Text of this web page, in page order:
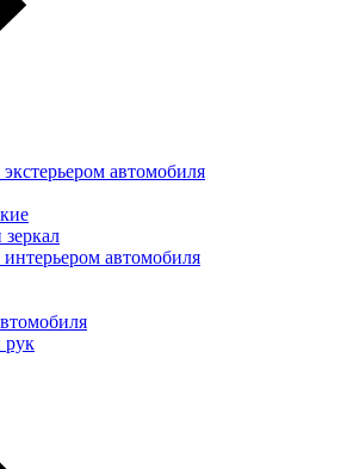
автомобиля
зеркал
интерьером автомобиля
рук